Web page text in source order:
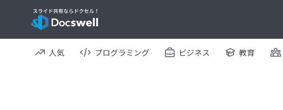
人気 プログラミング ビジネス 教育